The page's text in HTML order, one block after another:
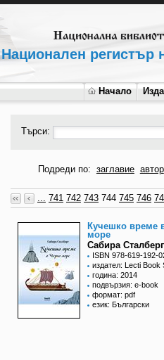
Национален регистър
Начало
Търси:
Подреди по: заглавие автор
... 741 742 743 744 745 746
Кучешко време
море
Сабира Сталберг
ISBN 978-619-192-
издател: Lecti Book
година: 2014
подвързия: e-book
формат: pdf
език: Български